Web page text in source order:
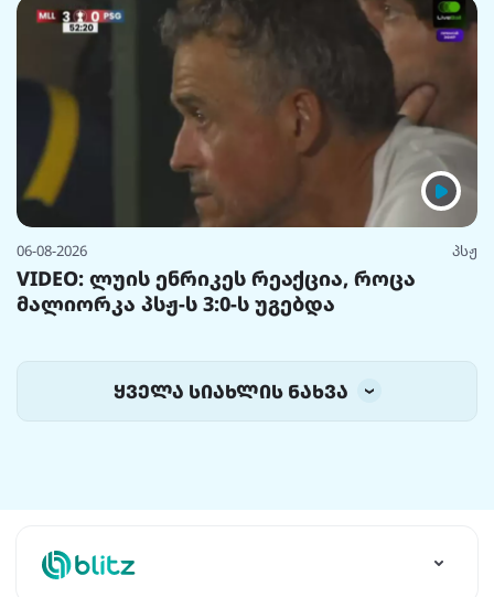
06-08-2026 პსჟ
VIDEO: ლუის ენრიკეს რეაქცია, როცა
მალიორკა პსჟ-ს 3:0-ს უგებდა
ყველა სიახლის ნახვა